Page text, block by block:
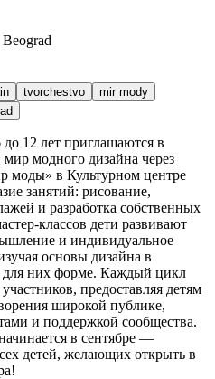
tvorchestvo
mir mody
12 лет приглашаются в
мир модного дизайна через
моды» в Культурном центре
занятий: рисование,
и разработка собственных
классов дети развивают
и индивидуальное
основы дизайна в
для них форме. Каждый цикл
предоставляя детям
широкой публике,
и поддержкой сообщества.
в сентябре —
детей, желающих открыть в